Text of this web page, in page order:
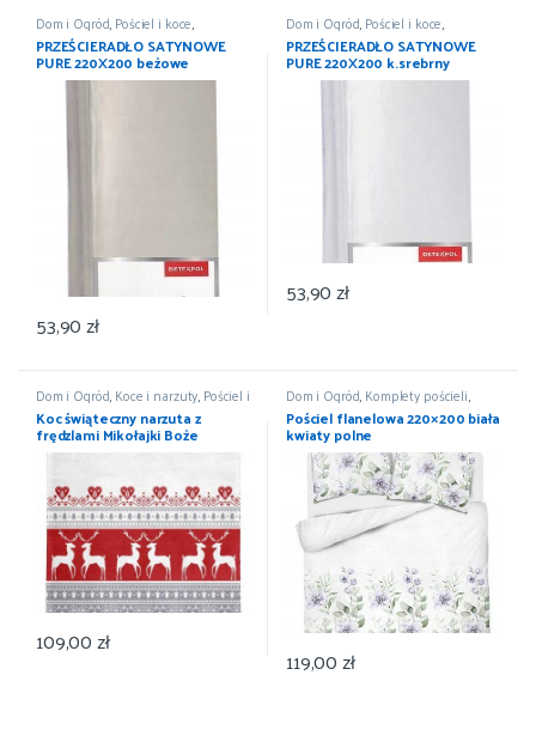
Dom i Ogród, Pościel i koce,
Prześcieradła ,Wyposażenie
PRZEŚCIERADŁO SATYNOWE
PURE 220X200 beżowe
DETEXPOL
53,90zł
Dom i Ogród, Pościel i koce,
Prześcieradła ,Wyposażenie
PRZEŚCIERADŁO SATYNOWE
PURE 220X200 k.srebrny
DETEXPOL
53,90zł
Dom i Ogród, Koce i narzuty, Pościel i
koce,Wyposażenie
Koc świąteczny narzuta z
frędzlami Mikołajki Boże
Narodzenie 150×200
109,00zł
Dom i Ogród, Komplety pościeli,
Pościel i koce ,Wyposażenie
Pościel flanelowa 220×200 biała
kwiaty polne
119,00zł